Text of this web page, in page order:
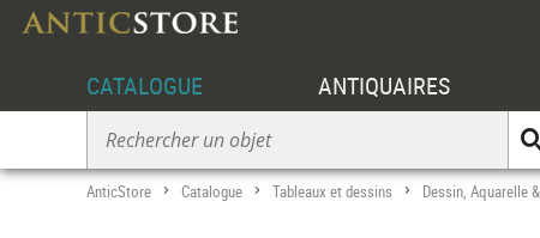
CATALOGUE ANTIQUAIRES
AnticStore > Catalogue > Tableaux et dessins > Dessin, Aquarelle